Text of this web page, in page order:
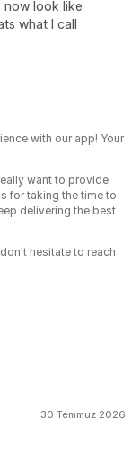
look like
what I call
with our app! Your
want to provide
for taking the time to
delivering the best
hesitate to reach
30 Temmuz 2026